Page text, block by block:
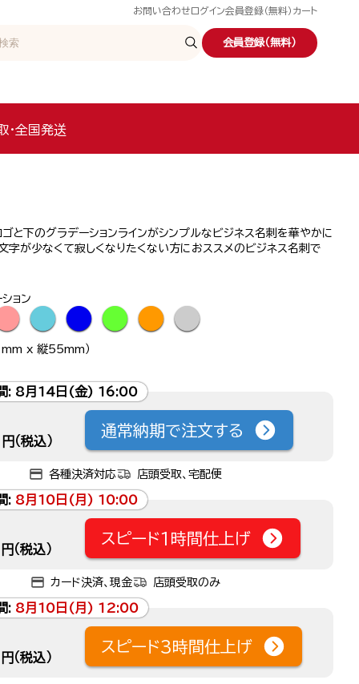
お問い合わせ ログイン会員登録（無料） カート
会員登録（無料）
・全国発送
と下のグラデーションラインがシンプルなビジネス名刺を華やかに
字が少なくて寂しくなりたくない方におススメのビジネス名刺で
ョン
● ● ● ● ●
x 縦55mm）
: 8月14日(金) 16:00
円（税込）
通常納期で注文する
各種決済対応 店頭受取、宅配便
: 8月10日(月) 10:00
円（税込）
スピード1時間仕上げ
カード決済、現金 店頭受取のみ
: 8月10日(月) 12:00
円（税込）
スピード3時間仕上げ